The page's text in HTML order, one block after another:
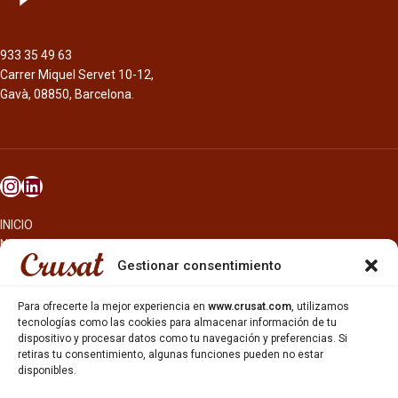
Gestionar consentimiento
Para ofrecerte la mejor experiencia en www.crusat.com, utilizamos
tecnologías como las cookies para almacenar información de tu
dispositivo y procesar datos como tu navegación y preferencias. Si
retiras tu consentimiento, algunas funciones pueden no estar
disponibles.
933 35 49 63
Carrer Miquel Servet 10-12,
Gavà, 08850, Barcelona.
INICIO
NOSOTROS
CERVEZAS
OTROS PRODUCTOS
REPARTO EN BARCELONA
HOSTELERÍA Y PEQUEÑA ALIMENTACIÓN
CARTAS DE CERVEZAS Y VINO
CATAS Y FORMACIONES